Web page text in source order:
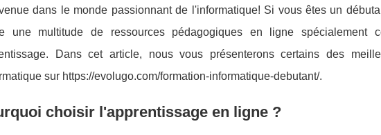
dans le monde passionnant de l'informatique! Si vous êtes un
une multitude de ressources pédagogiques en ligne spécialement
Dans cet article, nous vous présenterons certains des
sur https://evolugo.com/formation-informatique-debutant/.
choisir l'apprentissage en ligne ?